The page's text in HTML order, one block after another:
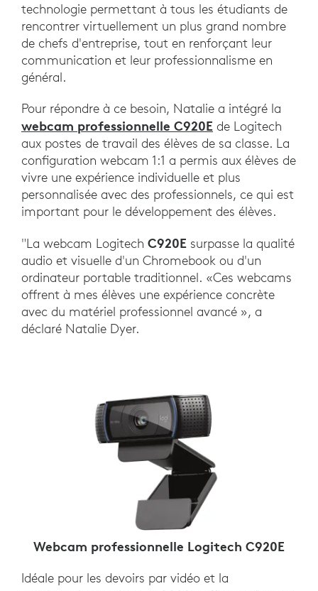
technologie permettant à tous les étudiants de
rencontrer virtuellement un plus grand nombre
de chefs d'entreprise, tout en renforçant leur
communication et leur professionnalisme en
général.
Pour répondre à ce besoin, Natalie a intégré la
webcam professionnelle C920E de Logitech
aux postes de travail des élèves de sa classe. La
configuration webcam 1:1 a permis aux élèves de
vivre une expérience individuelle et plus
personnalisée avec des professionnels, ce qui est
important pour le développement des élèves.
"La webcam Logitech C920E surpasse la qualité
audio et visuelle d'un Chromebook ou d'un
ordinateur portable traditionnel. «Ces webcams
offrent à mes élèves une expérience concrète
avec du matériel professionnel avancé », a
déclaré Natalie Dyer.
Webcam professionnelle Logitech C920E
Idéale pour les devoirs par vidéo et la